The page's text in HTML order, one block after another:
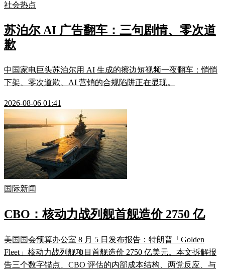
社会热点
苏泊尔 AI 广告翻车：三句剧情、零次道
歉
中国家电巨头苏泊尔用 AI 生成的擦边短视频一夜翻车：悄悄
下架、零次道歉、AI 营销的合规陷阱正在显现。
2026-08-06 01:41
国际新闻
CBO：核动力战列舰首舰造价 2750 亿
美国国会预算办公室 8 月 5 日发布报告：特朗普「Golden
Fleet」核动力战列舰项目首舰造价 2750 亿美元。本文拆解报
告三个数字锚点、CBO 评估的内部成本结构、两党反应、与